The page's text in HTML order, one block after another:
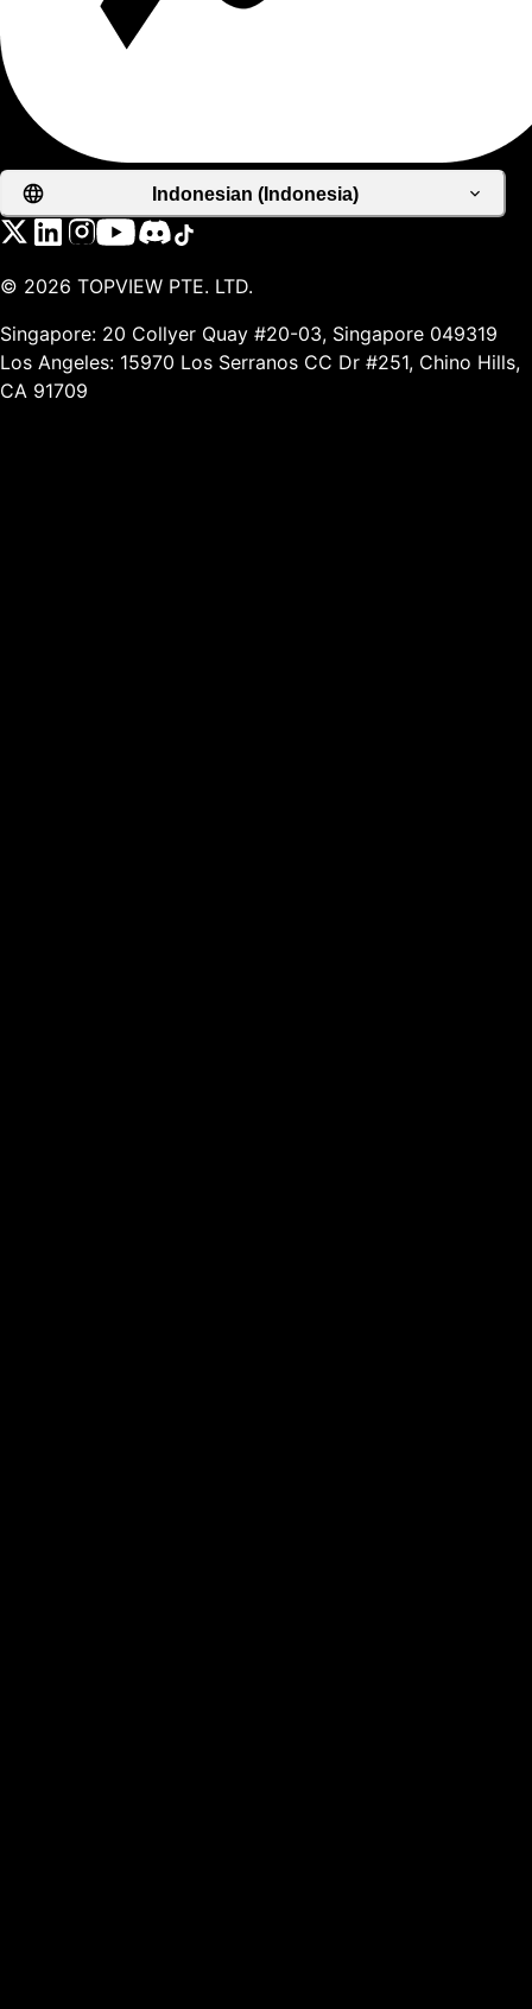
Indonesian (Indonesia)
© 2026 TOPVIEW PTE. LTD.
Singapore: 20 Collyer Quay #20-03, Singapore 049319
Los Angeles: 15970 Los Serranos CC Dr #251, Chino Hills,
CA 91709